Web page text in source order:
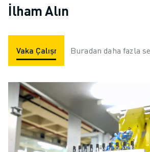
İlham Alın
Vaka Çalışmaları Uygulamalar
Buradan daha fazla